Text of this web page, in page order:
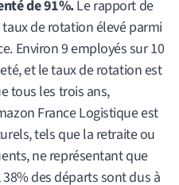
de 91%.Le rapport de
de rotation élevé parmi
Environ 9 employés sur 10
et le taux de rotation est
tous les trois ans,
France Logistique est
tels que la retraite ou
ne représentant que
des départs sont dus à